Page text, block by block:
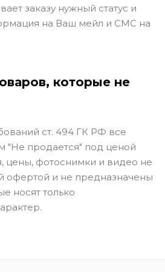
заказу нужный статус и
на Ваш мейл и СМС на
которые не
ст. 494 ГК РФ все
"Не продается" под ценой
цены, фотоснимки и видео не
офертой и не предназначены
носят только